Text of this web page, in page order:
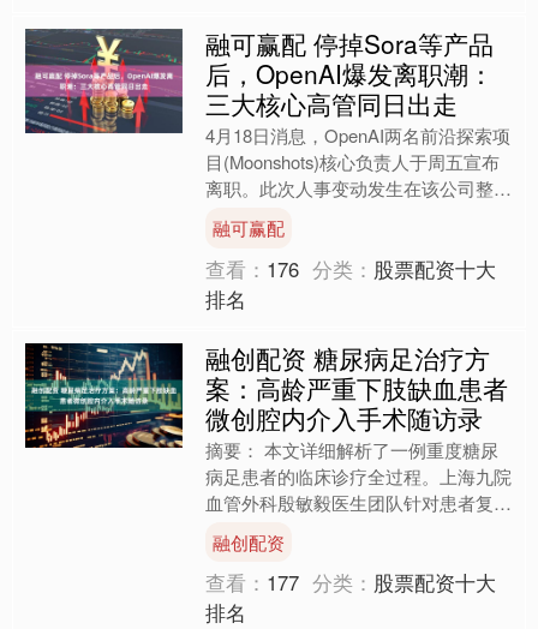
融可赢配 停掉Sora等产品
后，OpenAI爆发离职潮：
三大核心高管同日出走
4月18日消息，OpenAI两名前沿探索项
目(Moonshots)核心负责人于周五宣布
离职。此次人事变动发生在该公司整合
内部资源、将战略重心转向企业级AI业
务及....
融可赢配
查看： 176 分类： 股票配资十大
排名
融创配资 糖尿病足治疗方
案：高龄严重下肢缺血患者
微创腔内介入手术随访录
摘要： 本文详细解析了一例重度糖尿
病足患者的临床诊疗全过程。上海九院
血管外科殷敏毅医生团队针对患者复杂
的膝下动脉病变，采用准分子激光斑块
消蚀联合药物球囊的微创腔....
融创配资
查看： 177 分类： 股票配资十大
排名